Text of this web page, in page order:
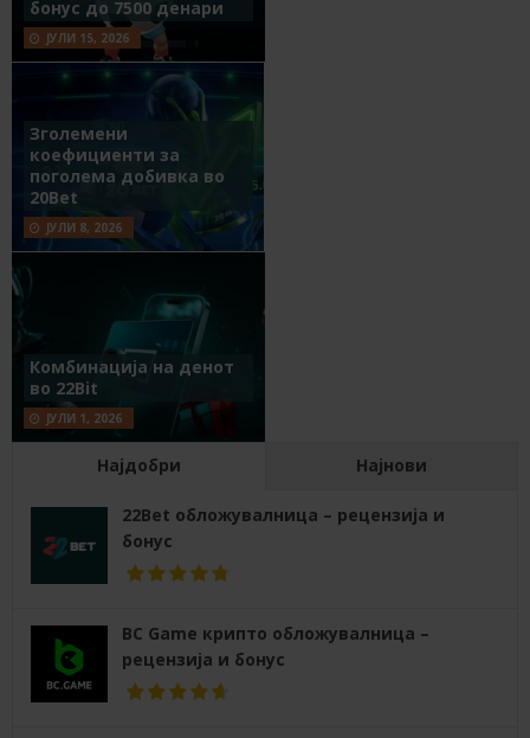
бонус до 7500 денари
ЈУЛИ 15, 2026
Зголемени
коефициенти за
поголема добивка во
20Bet
ЈУЛИ 8, 2026
Комбинација на денот
во 22Bit
ЈУЛИ 1, 2026
Најдобри Најнови
22Bet обложувалница – рецензија и
бонус
BC Game крипто обложувалница –
рецензија и бонус